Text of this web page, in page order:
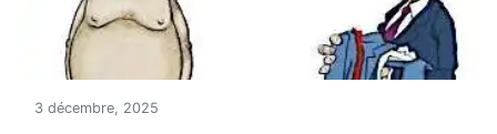
3 décembre, 2025